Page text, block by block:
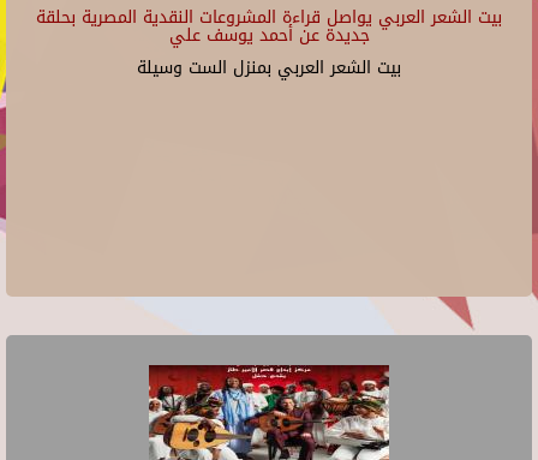
بيت الشعر العربي يواصل قراءة المشروعات النقدية المصرية بحلقة
جديدة عن أحمد يوسف علي
بيت الشعر العربي بمنزل الست وسيلة